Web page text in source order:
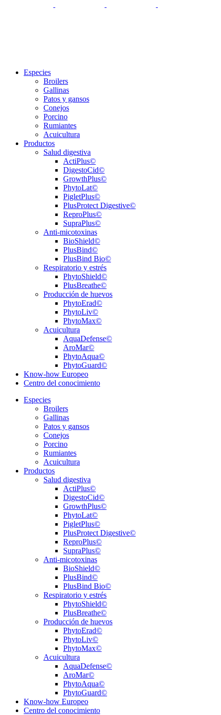
Especies
Broilers
Gallinas
Patos y gansos
Conejos
Porcino
Rumiantes
Acuicultura
Productos
Salud digestiva
ActiPlus©
DigestoCid©
GrowthPlus©
PhytoLat©
PigletPlus©
PlusProtect Digestive©
ReproPlus©
SupraPlus©
Anti-micotoxinas
BioShield©
PlusBind©
PlusBind Bio©
Respiratorio y estrés
PhytoShield©
PlusBreathe©
Producción de huevos
PhytoErad©
PhytoLiv©
PhytoMax©
Acuicultura
AquaDefense©
AroMar©
PhytoAqua©
PhytoGuard©
Know-how Europeo
Centro del conocimiento
Especies
Broilers
Gallinas
Patos y gansos
Conejos
Porcino
Rumiantes
Acuicultura
Productos
Salud digestiva
ActiPlus©
DigestoCid©
GrowthPlus©
PhytoLat©
PigletPlus©
PlusProtect Digestive©
ReproPlus©
SupraPlus©
Anti-micotoxinas
BioShield©
PlusBind©
PlusBind Bio©
Respiratorio y estrés
PhytoShield©
PlusBreathe©
Producción de huevos
PhytoErad©
PhytoLiv©
PhytoMax©
Acuicultura
AquaDefense©
AroMar©
PhytoAqua©
PhytoGuard©
Know-how Europeo
Centro del conocimiento